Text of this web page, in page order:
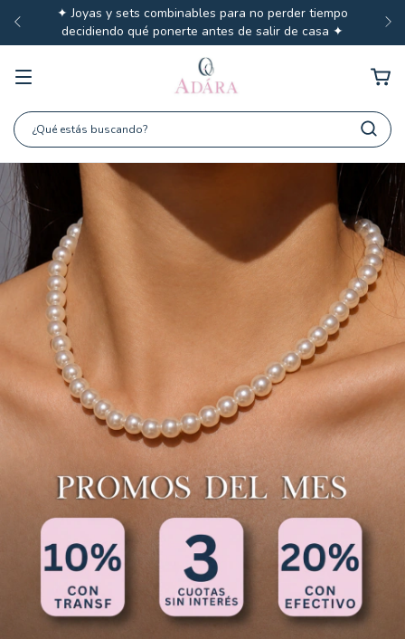
🎂 Adára Joyas cumple 10 años · Agosto arranca con la
promo más grande de nuestra historia · Empieza este 10/8